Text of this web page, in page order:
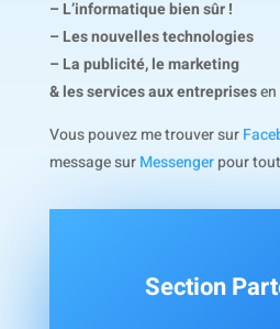
– L’informatique bien sûr !
– Les nouvelles technologies
– La publicité, le marketing
& les services aux entreprises
Vous pouvez me trouver sur
message sur Messenger pour
Section